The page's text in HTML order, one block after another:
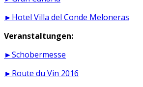
►Hotel Villa del Conde Meloneras
Veranstaltungen:
►Schobermesse
►Route du Vin 2016